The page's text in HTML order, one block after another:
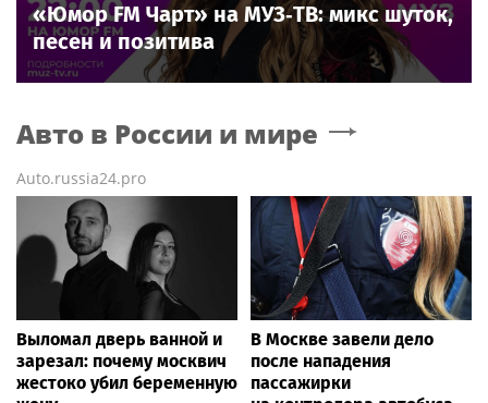
«Юмор FM Чарт» на МУЗ‑ТВ: микс шуток,
песен и позитива
Авто в России и мире
Auto.russia24.pro
Выломал дверь ванной и
зарезал: почему москвич
жестоко убил беременную
В Москве завели дело
после нападения
пассажирки